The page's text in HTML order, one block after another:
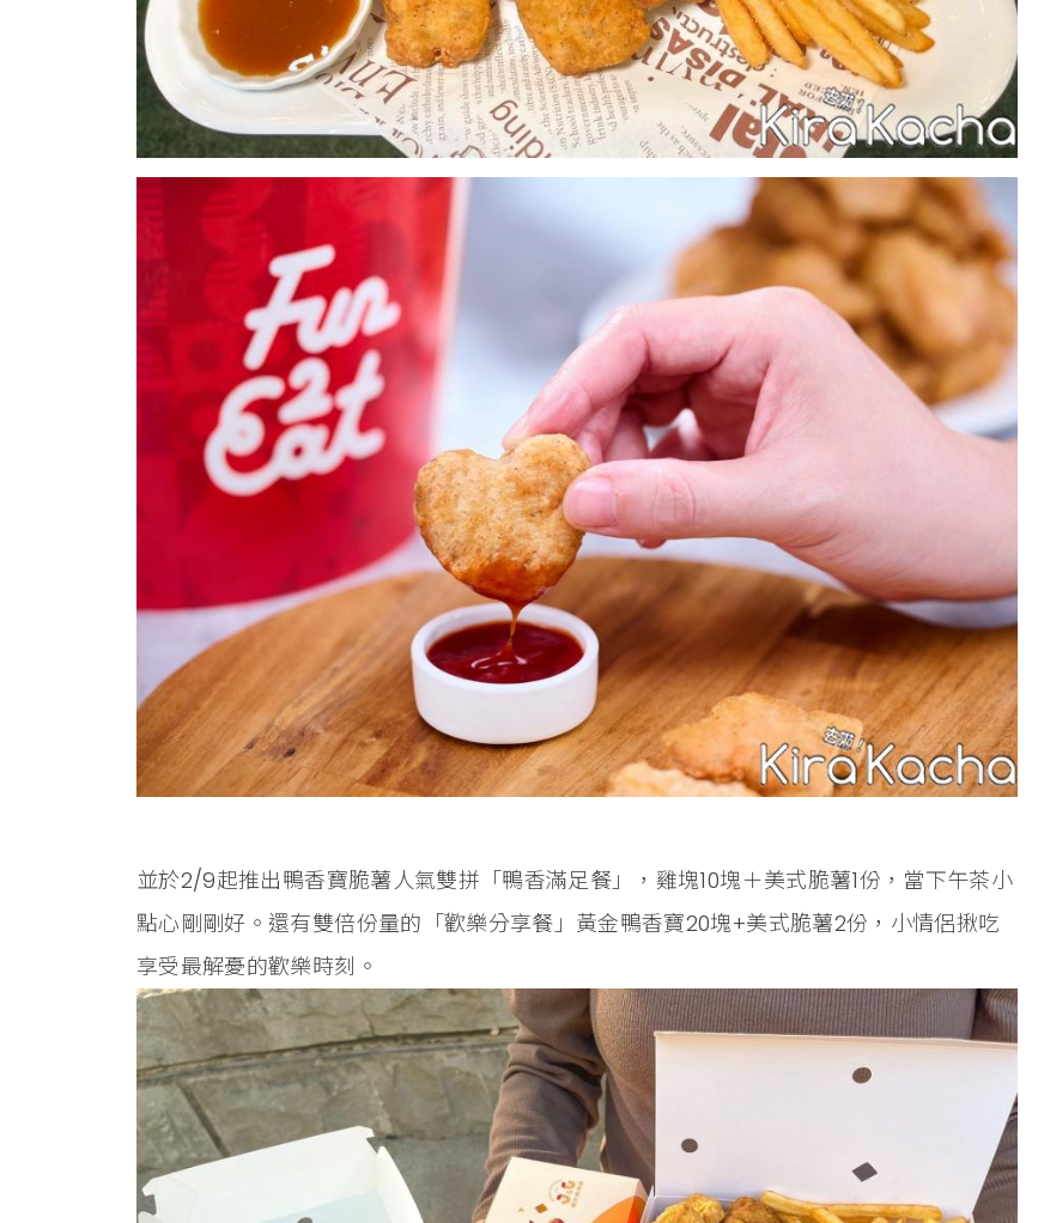
並於2/9起推出鴨香寶脆薯人氣雙拼「鴨香滿足餐」，雞塊10塊＋美式脆薯1份，當下午茶小
點心剛剛好。還有雙倍份量的「歡樂分享餐」黃金鴨香寶20塊+美式脆薯2份，小情侶揪吃
享受最解憂的歡樂時刻。